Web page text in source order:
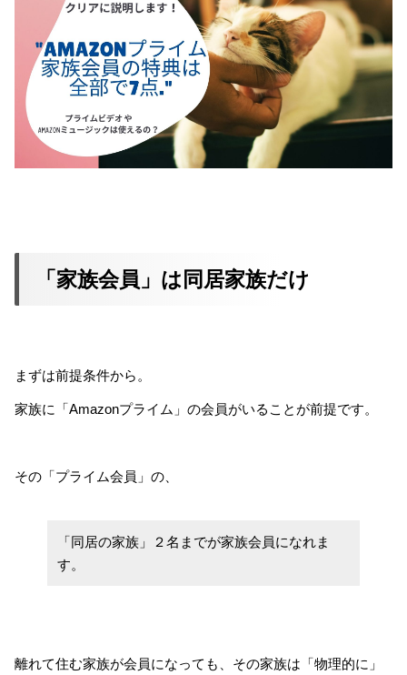
「家族会員」は同居家族だけ
まずは前提条件から。
家族に「Amazonプライム」の会員がいることが前提です。
その「プライム会員」の、
「同居の家族」２名までが家族会員になれま
す。
離れて住む家族が会員になっても、その家族は「物理的に」